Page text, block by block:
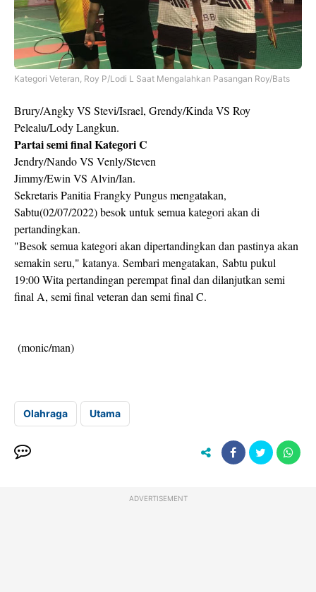
Kategori Veteran, Roy P/Lodi L Saat Mengalahkan Pasangan Roy/Bats
Brury/Angky VS Stevi/Israel, Grendy/Kinda VS Roy
Pelealu/Lody Langkun.
Partai semi final Kategori C
Jendry/Nando VS Venly/Steven
Jimmy/Ewin VS Alvin/Ian.
Sekretaris Panitia Frangky Pungus mengatakan,
Sabtu(02/07/2022) besok untuk semua kategori akan di
pertandingkan.
"Besok semua kategori akan dipertandingkan dan pastinya akan
semakin seru," katanya. Sembari mengatakan, Sabtu pukul
19:00 Wita pertandingan perempat final dan dilanjutkan semi
final A, semi final veteran dan semi final C.
(monic/man)
Olahraga Utama
ADVERTISEMENT